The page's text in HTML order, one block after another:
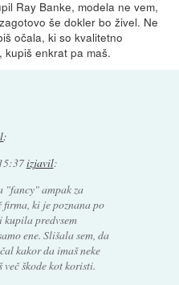
Ray Banke, modela ne vem,
še dokler bo živel. Ne
očala, ki so kvalitetno
enkrat pa maš.
:
izjavil:
"fancy" ampak za
firma, ki je poznana po
predvsem
ene. Slišala sem, da
kakor da imaš neke
več škode kot koristi.